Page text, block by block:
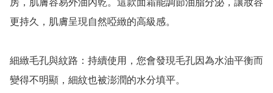
更持久，肌膚呈現自然啞緻的高級感。
細緻毛孔與紋路：持續使用，您會發現毛孔因為水油平衡而
變得不明顯，細紋也被澎潤的水分填平。